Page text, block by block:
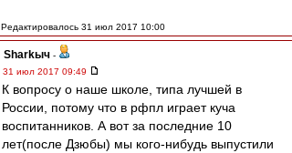
Редактировалось 31 июл 2017 10:00
Sharkыч -
31 июл 2017 09:49
К вопросу о наше школе, типа лучшей в
России, потому что в рфпл играет куча
воспитанников. А вот за последние 10
лет(после Дзюбы) мы кого-нибудь выпустили